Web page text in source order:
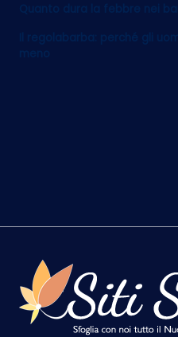
Quanto dura la febbre nei
Il regolabarba: perché gli
meno